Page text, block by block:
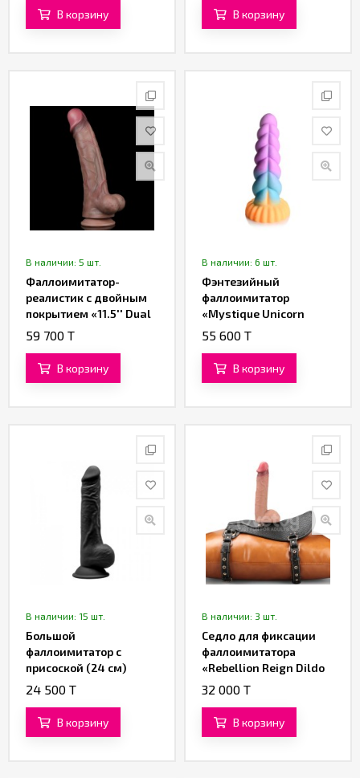
В корзину
Silicone Cock XXL» от
«Lovetoy» (29,8 см)
В корзину
В наличии: 5 шт.
Фаллоимитатор-
реалистик с двойным
покрытием «11.5'' Dual
Layered Platinum
«Lovetoy» (23 см)
59 700 T
В корзину
В наличии: 6 шт.
Фэнтезийный
фаллоимитатор
«Mystique Unicorn
Dildo»
55 600 T
В корзину
В наличии: 15 шт.
Большой
фаллоимитатор с
присоской (24 см)
24 500 T
В корзину
В наличии: 3 шт.
Седло для фиксации
фаллоимитатора
«Rebellion Reign Dildo
Saddle» от «Lovetoy»
32 000 T
В корзину